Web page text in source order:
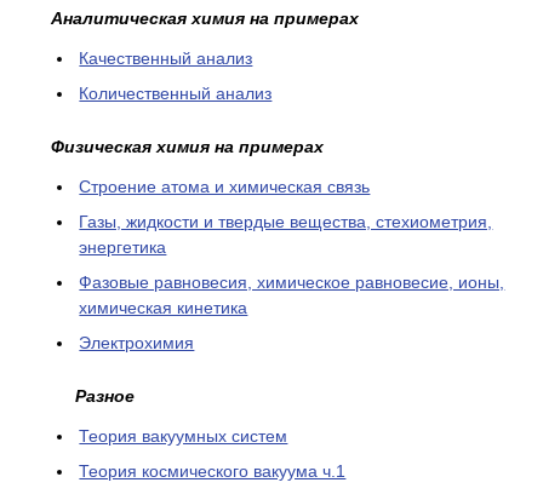
Аналитическая химия на примерах
Качественный анализ
Количественный анализ
Физическая химия на примерах
Cтроение атома и химическая связь
Газы, жидкости и твердые вещества, стехиометрия,
энергетика
Фазовые равновесия, химическое равновесие, ионы,
химическая кинетика
Электрохимия
Разное
Теория вакуумных систем
Теория космического вакуума ч.1